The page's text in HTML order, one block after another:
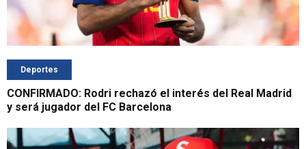
Deportes
CONFIRMADO: Rodri rechazó el interés del Real Madrid
y será jugador del FC Barcelona